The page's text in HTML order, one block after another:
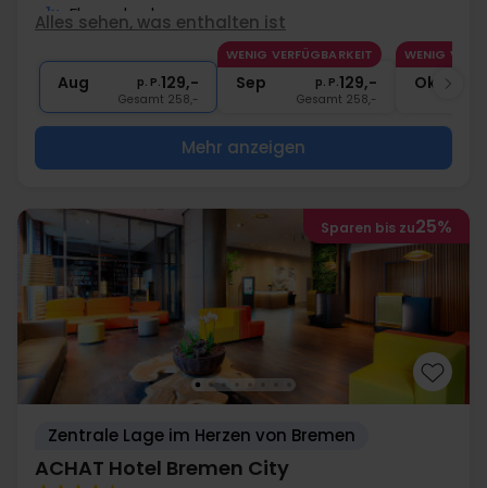
1x Flammkuchen
1 Begrüßungsgetränk
2x Kaffee zum Mitnehmen
Alles sehen, was enthalten ist
Aug p. P.129,-
Gesamt 258,-
WENIG VERFÜGBARKEIT
Sep p. P.129,-
Gesamt 258,-
WENIG
Okt
Mehr anzeigen
Sparen bis zu25%
Zentrale Lage im Herzen von Bremen
ACHAT Hotel Bremen City